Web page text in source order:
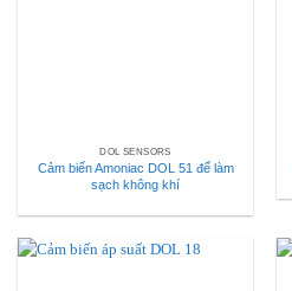
DOL SENSORS
Cảm biến Amoniac DOL 51 để làm
sạch không khí